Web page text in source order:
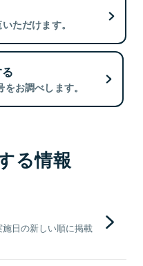
ただけます。
お調べします。
る情報
日の新しい順に掲載